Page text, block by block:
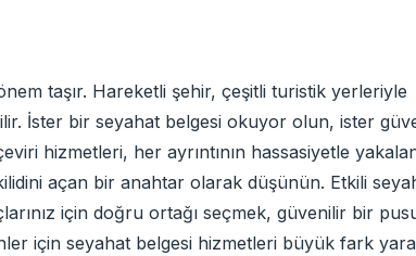
taşır. Hareketli şehir, çeşitli turistik yerleriyle
İster bir seyahat belgesi okuyor olun, ister
hizmetleri, her ayrıntının hassasiyetle
açan bir anahtar olarak düşünün. Etkili
için doğru ortağı seçmek, güvenilir bir
için seyahat belgesi hizmetleri büyük fark